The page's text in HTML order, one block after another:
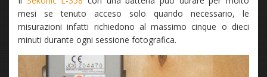
mesi se tenuto acceso solo quando necessario, le
misurazioni infatti richiedono al massimo cinque o dieci
minuti durante ogni sessione fotografica.